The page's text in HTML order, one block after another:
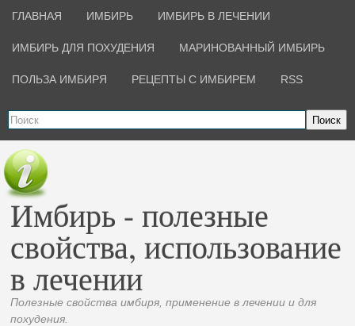
ГЛАВНАЯ ИМБИРЬ ИМБИРЬ В ЛЕЧЕНИИ
ИМБИРЬ ДЛЯ ПОХУДЕНИЯ МАРИНОВАННЫЙ ИМБИРЬ
ПОЛЬЗА ИМБИРЯ РЕЦЕПТЫ С ИМБИРЕМ RSS
Поиск
Имбирь - полезные
свойства, использование
в лечении
Полезные свойства имбиря, применение в лечении и для
похудения.